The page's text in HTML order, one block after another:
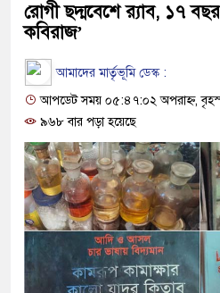
রোগী ছদ্মবেশে র‌্যাব, ১৭
কবিরাজ’
আমাদের মার্তৃভূমি ডেস্ক :
আপডেট সময় ০৫:৪৭:০২ অপরাহ্ন,
৯৬৮ বার পড়া হয়েছে